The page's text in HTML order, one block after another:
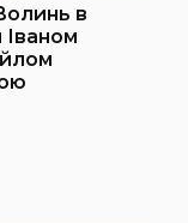
в
Іваном